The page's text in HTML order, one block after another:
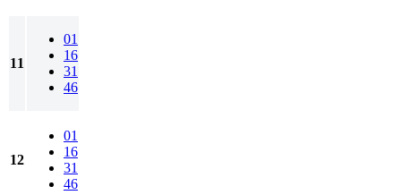
11
01
16
31
46
12
01
16
31
46